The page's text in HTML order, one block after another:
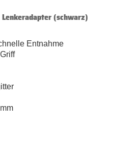
(schwarz)
Entnahme